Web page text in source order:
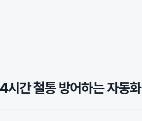
간 철통 방어하는 자동